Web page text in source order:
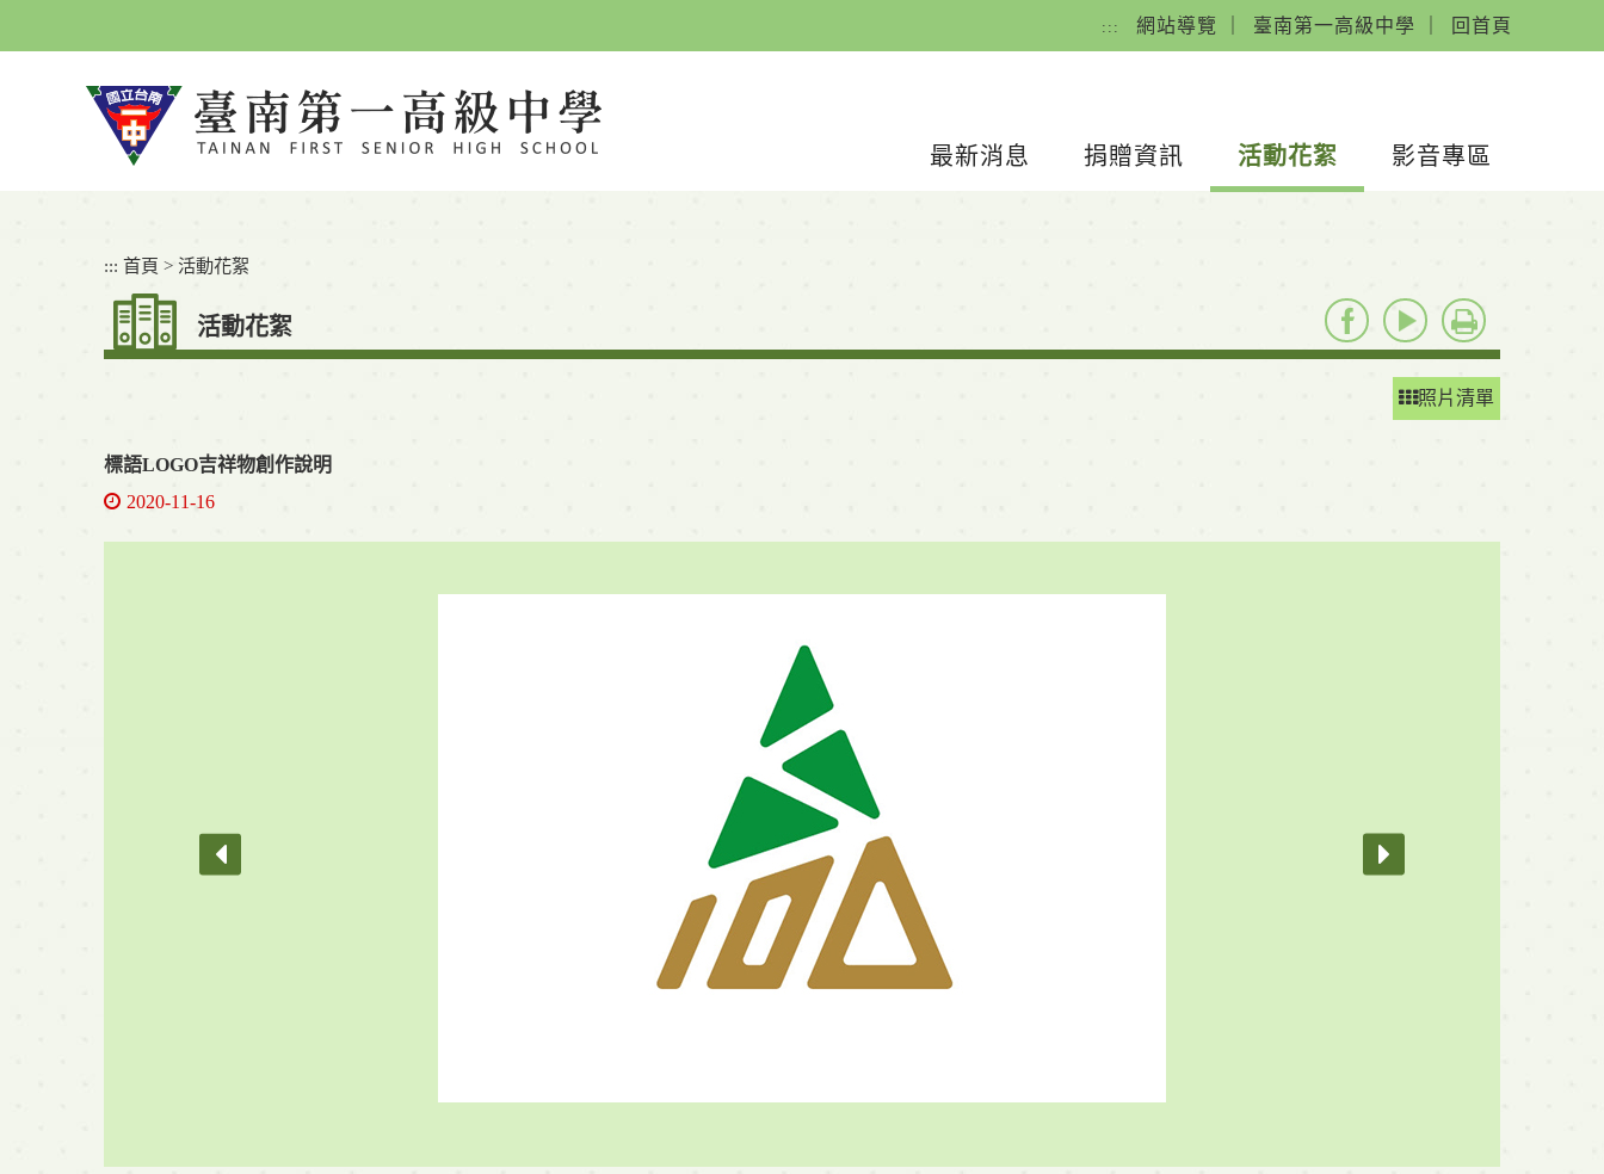
主
::: 網站導覽 臺南第一高級中學 回首頁
最新消息 捐贈資訊 活動花絮 影音專區
::: 首頁 > 活動花絮
活動花絮
照片清單
標語LOGO吉祥物創作說明
2020-11-16